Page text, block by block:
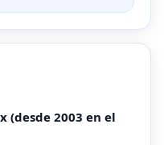
(desde 2003 en el